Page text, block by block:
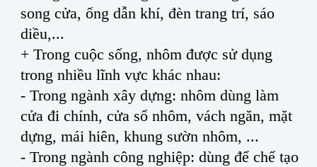
song cửa, ống dẫn khí, đèn trang trí, sáo
diều,...
+ Trong cuộc sống, nhôm được sử dụng
trong nhiều lĩnh vực khác nhau:
- Trong ngành xây dựng: nhôm dùng làm
cửa đi chính, cửa sổ nhôm, vách ngăn, mặt
dựng, mái hiên, khung sườn nhôm, ...
- Trong ngành công nghiệp: dùng để chế tạo